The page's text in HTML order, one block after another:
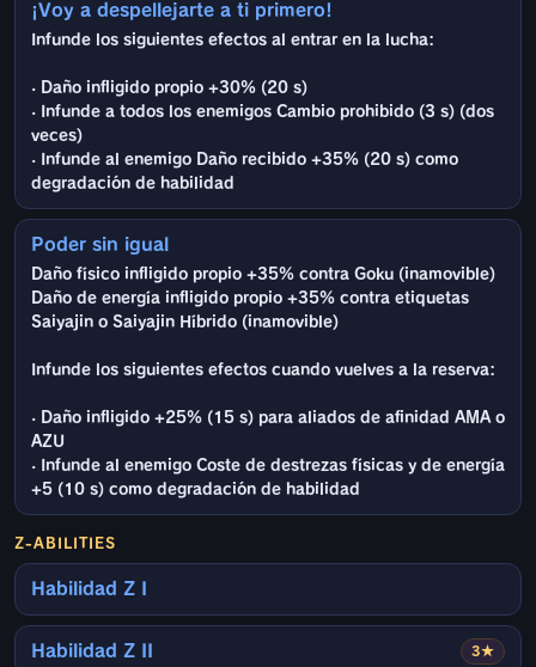
¡Voy a despellejarte a ti primero!
Infunde los siguientes efectos al entrar en la lucha:
· Daño infligido propio +30% (20 s)
· Infunde a todos los enemigos Cambio prohibido (3 s) (dos
veces)
· Infunde al enemigo Daño recibido +35% (20 s) como
degradación de habilidad
Poder sin igual
Daño físico infligido propio +35% contra Goku (inamovible)
Daño de energía infligido propio +35% contra etiquetas
Saiyajin o Saiyajin Híbrido (inamovible)
Infunde los siguientes efectos cuando vuelves a la reserva:
· Daño infligido +25% (15 s) para aliados de afinidad AMA o
AZU
· Infunde al enemigo Coste de destrezas físicas y de energía
+5 (10 s) como degradación de habilidad
Z-ABILITIES
Habilidad Z I
3★
Habilidad Z II